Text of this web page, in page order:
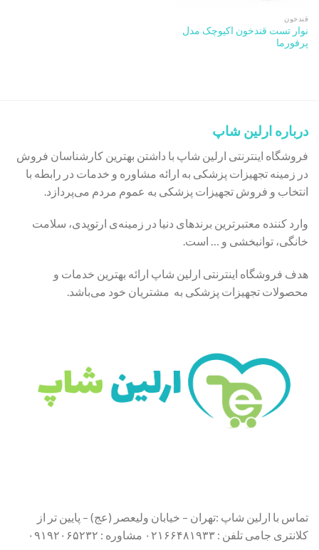
قندخون
نوار تست قندخون اکیوچک مدل
پرفورما
درباره ارلین شاپ
فروشگاه اینترنتی ارلین شاپ با داشتن بهترین کارشناسان فروش
در زمینه تجهیزات پزشکی به ارائه مشاوره و خدمات در رابطه با
انتخاب و فروش تجهیزات پزشکی به عموم مردم می‌پردازد.
وارد کننده معتبرترین برندهای دنیا در زمینه‌ی ارتوپدی، سلامت
خانگی، توانبخشی و … است.
هدف فروشگاه اینترنتی ارلین شاپ ارائه بهترین خدمات و
محصولات تجهیزات پزشکی به مشتریان خود می‌باشد.
تماس با ارلین شاپ :تهران – خیابان ولیعصر (عج) – پایین تر از
کلانتری جامی تلفن : ۰۲۱۶۶۴۸۱۹۳۳ مشاوره : ۰۹۱۹۲۰۶۵۲۳۲